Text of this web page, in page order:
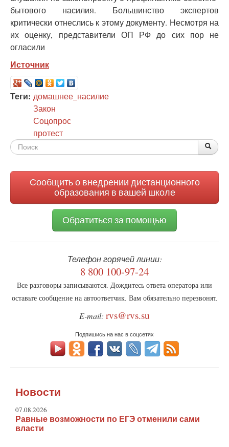
бытового насилия. Большинство экспертов
критически отнеслись к этому документу. Несмотря на
их оценку, представители ОП РФ до сих пор не
огласили
Источник
Теги: домашнее_насилие
Закон
Соцопрос
протест
Форма
Сообщить о внедрении дистанционного
образования в вашей школе
Обратиться за помощью
Телефон горячей линии:
8 800 100-97-24
Все разговоры записываются. Дождитесь ответа оператора или
оставьте сообщение на автоответчик. Вам обязательно перезвонят.
E-mail: rvs@rvs.su
Подпишись на нас в соцсетях
Новости
07.08.2026
Равные возможности по ЕГЭ отменили сами
власти